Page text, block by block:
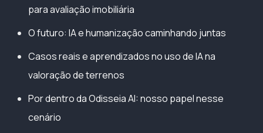
para avaliação imobiliária
O futuro: IA e humanização caminhando juntas
Casos reais e aprendizados no uso de IA na
valoração de terrenos
Por dentro da Odisseia AI: nosso papel nesse
cenário